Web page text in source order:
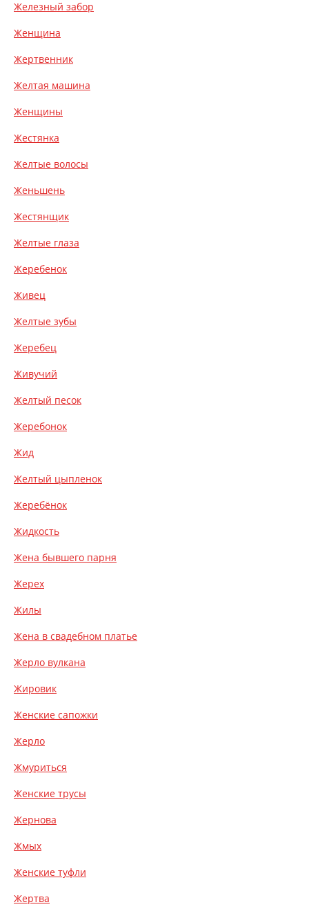
Железный забор
Женщина
Жертвенник
Желтая машина
Женщины
Жестянка
Желтые волосы
Женьшень
Жестянщик
Желтые глаза
Жеребенок
Живец
Желтые зубы
Жеребец
Живучий
Желтый песок
Жеребонок
Жид
Желтый цыпленок
Жеребёнок
Жидкость
Жена бывшего парня
Жерех
Жилы
Жена в свадебном платье
Жерло вулкана
Жировик
Женские сапожки
Жерло
Жмуриться
Женские трусы
Жернова
Жмых
Женские туфли
Жертва